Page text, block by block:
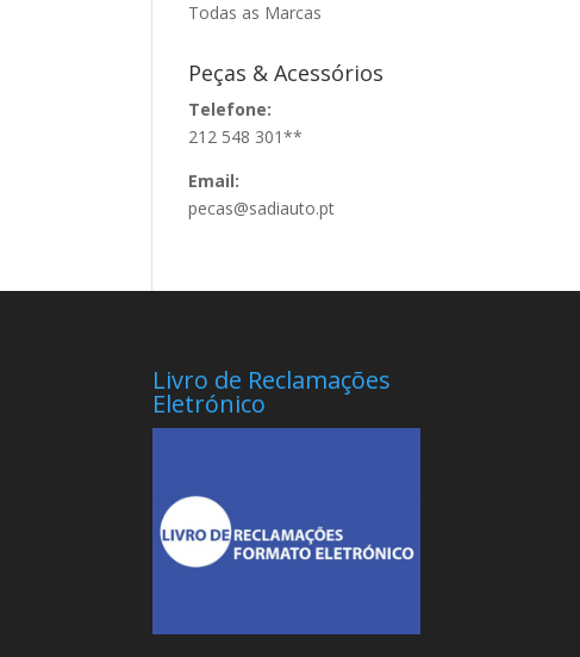
Todas as Marcas
Peças & Acessórios
Telefone:
212 548 301**
Email:
pecas@sadiauto.pt
Livro de Reclamações
Eletrónico